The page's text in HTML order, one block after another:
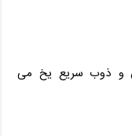
و ذوب سریع یخ می‌